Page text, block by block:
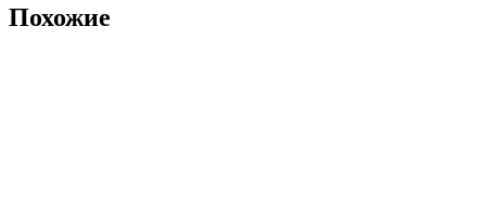
Похожие